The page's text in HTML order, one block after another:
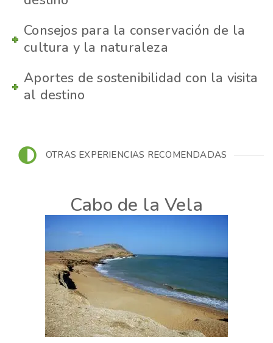
Consejos para la conservación de la
cultura y la naturaleza
Aportes de sostenibilidad con la visita
al destino
OTRAS EXPERIENCIAS RECOMENDADAS
Cabo de la Vela